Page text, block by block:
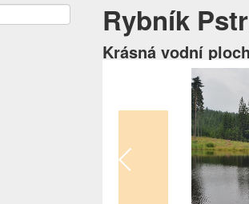
Rybník
Krásná vodní